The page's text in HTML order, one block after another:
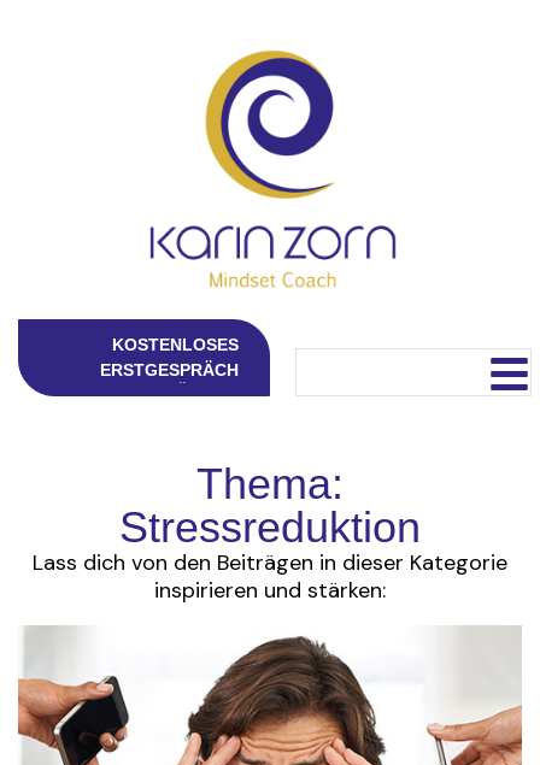
KOSTENLOSES
ERSTGESPRÄCH
Thema:
Stressreduktion
Lass dich von den Beiträgen in dieser Kategorie
inspirieren und stärken: